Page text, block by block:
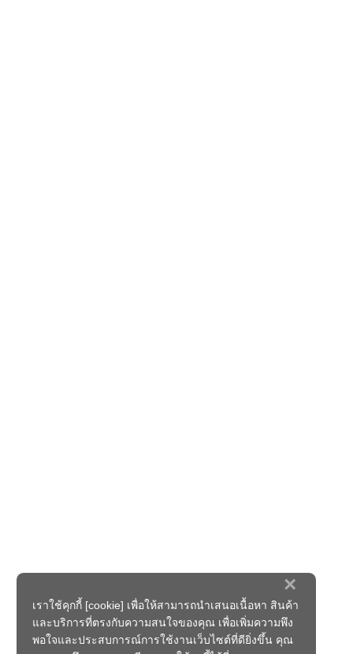
×
เราใช้คุกกี้ [cookie] เพื่อให้สามารถนำเสนอเนื้อหา สินค้า
และบริการที่ตรงกับความสนใจของคุณ เพื่อเพิ่มความพึง
พอใจและประสบการณ์การใช้งานเว็บไซต์ที่ดียิ่งขึ้น คุณ